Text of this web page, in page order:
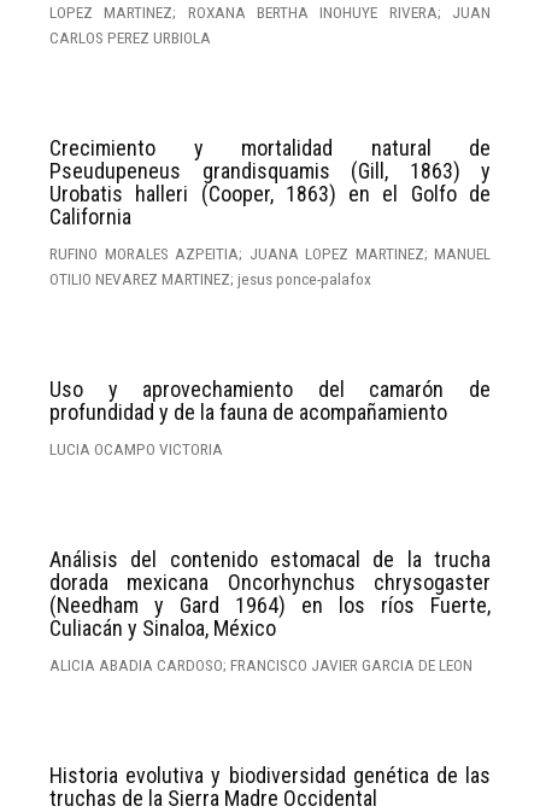
LOPEZ MARTINEZ; ROXANA BERTHA INOHUYE RIVERA; JUAN
CARLOS PEREZ URBIOLA
Crecimiento y mortalidad natural de
Pseudupeneus grandisquamis (Gill, 1863) y
Urobatis halleri (Cooper, 1863) en el Golfo de
California
RUFINO MORALES AZPEITIA; JUANA LOPEZ MARTINEZ; MANUEL
OTILIO NEVAREZ MARTINEZ; jesus ponce-palafox
Uso y aprovechamiento del camarón de
profundidad y de la fauna de acompañamiento
LUCIA OCAMPO VICTORIA
Análisis del contenido estomacal de la trucha
dorada mexicana Oncorhynchus chrysogaster
(Needham y Gard 1964) en los ríos Fuerte,
Culiacán y Sinaloa, México
ALICIA ABADIA CARDOSO; FRANCISCO JAVIER GARCIA DE LEON
Historia evolutiva y biodiversidad genética de las
truchas de la Sierra Madre Occidental